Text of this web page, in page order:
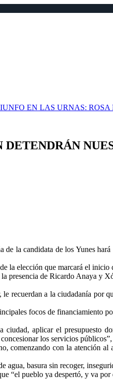
EN LAS URNAS: ROSA
la candidata de los Yunes
la elección que marcará el
presencia de Ricardo Anaya y
recuerdan a la ciudadanía por
focos de financiamiento
aplicar el presupuesto
los servicios
comenzando con la atención
agua, basura sin recoger,
“el pueblo ya despertó, y va por